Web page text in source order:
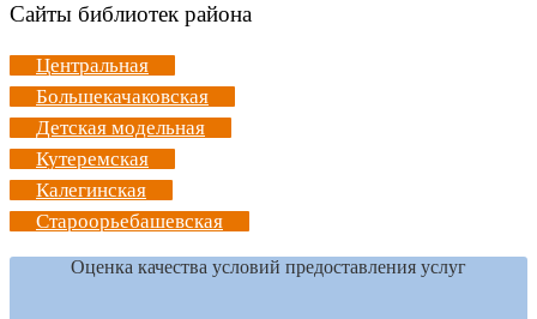
Сайты библиотек района
Центральная
Большекачаковская
Детская модельная
Кутеремская
Калегинская
Староорьебашевская
Оценка качества условий предоставления услуг